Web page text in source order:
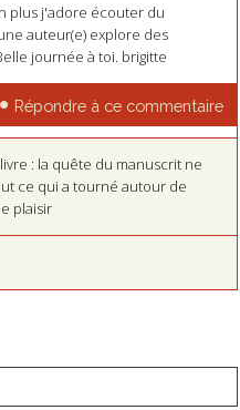
plus j'adore écouter du
auteur(e) explore des
journée à toi. brigitte
Répondre à ce commentaire
: la quête du manuscrit ne
ce qui a tourné autour de
plaisir